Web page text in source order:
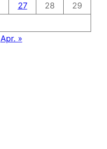
27 28
29
Apr. »